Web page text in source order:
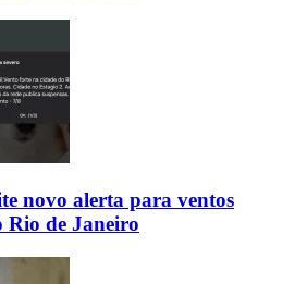
novo alerta para ventos
Rio de Janeiro